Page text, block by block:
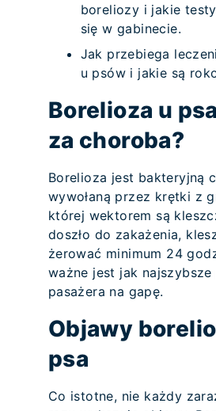
boreliozy i jakie
się w gabinecie.
Jak przebiega
u psów i jakie są
Borelioza u
za choroba?
Borelioza jest bakteryjną
wywołaną przez krętki z
której wektorem są
doszło do zakażenia,
żerować minimum 24
ważne jest jak
pasażera na gapę.
Objawy
psa
Co istotne, nie każdy